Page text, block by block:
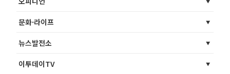
문화·라이프
뉴스발전소
이투데이TV